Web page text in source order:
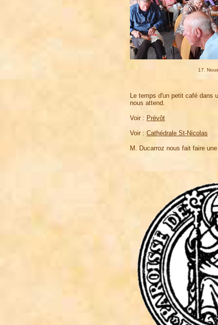
17.
Le temps d'un petit café dans
nous attend.
Voir : Prévôt
Voir : Cathédrale St-Nicolas
M. Ducarroz nous fait faire